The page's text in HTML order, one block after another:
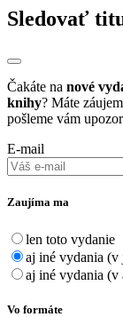
Sledovať
Čakáte na nové
knihy? Máte
pošleme vám
E-mail
Zaujíma ma
len toto vydanie
aj iné vydania (v
aj iné vydania
Vo formáte